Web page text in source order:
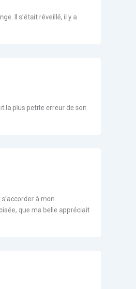
Il s’était réveillé, il y a
la plus petite erreur de son
à mon
que ma belle appréciait